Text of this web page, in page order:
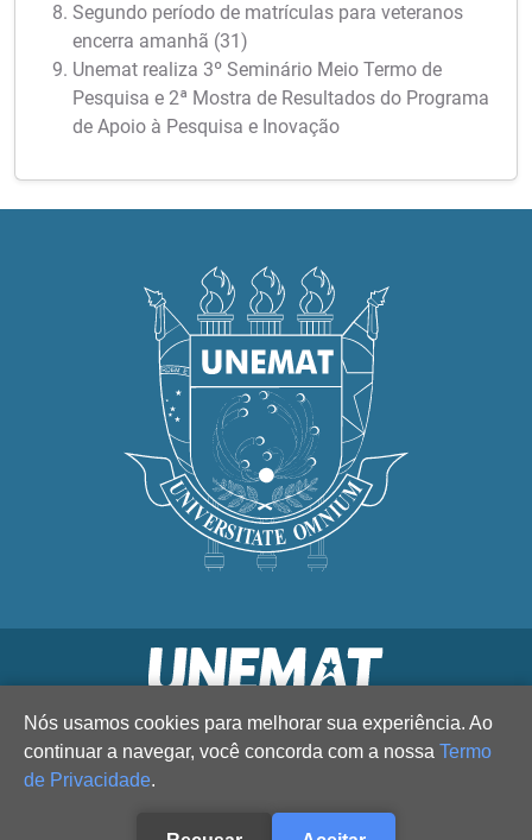
Segundo período de matrículas para veteranos
encerra amanhã (31)
Unemat realiza 3º Seminário Meio Termo de
Pesquisa e 2ª Mostra de Resultados do Programa
de Apoio à Pesquisa e Inovação
Nós usamos cookies para melhorar sua experiência. Ao
continuar a navegar, você concorda com a nossa Termo
de Privacidade.